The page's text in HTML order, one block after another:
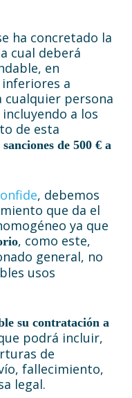
ha concretado la
cual deberá
en
a
cualquier persona
a los
de esta
sanciones de 500 € a
, debemos
que da el
ya que
, como este,
general, no
usos
su contratación a
podrá incluir,
de
fallecimiento,
legal.